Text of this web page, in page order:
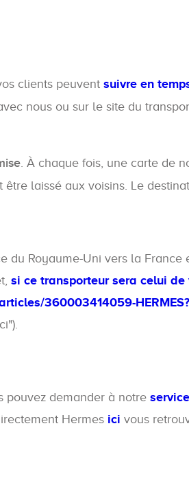
clients peuvent suivre en
nous ou sur le site du
. À chaque fois, une carte de
laissé aux voisins. Le
Royaume-Uni vers la
si ce transporteur sera celui de
360003414059-HERMES?
pouvez demander à notre
Hermes ici vous